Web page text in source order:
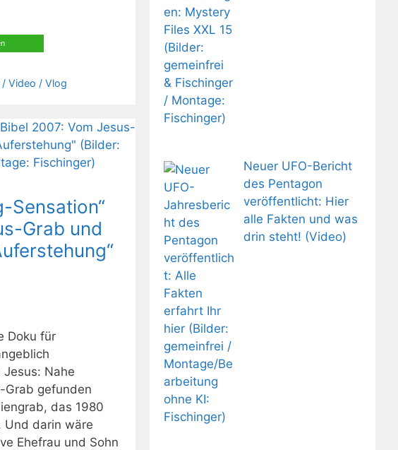
/ Video / Vlog
Sensation“
Grab und
Doku für
Jesus: Nahe
Grab gefunden
das 1980
Und darin wäre
Ehefrau und Sohn
Neuer UFO-Bericht
des Pentagon
veröffentlicht: Hier
alle Fakten und was
drin steht! (Video)